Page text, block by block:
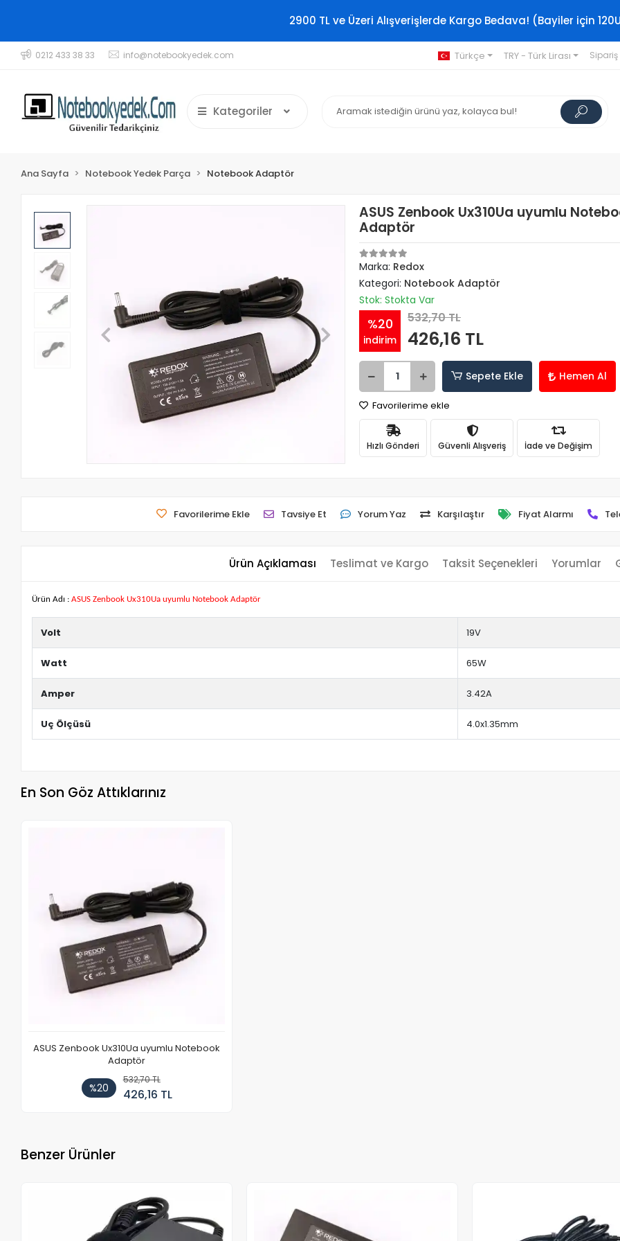
2900 TL ve Üzeri Alışverişlerde Kargo Bedava! (Bayiler için
0212 433 38 33 info@notebookyedek.com Türkçe TRY - Türk Lirası
Kategoriler
Ana Sayfa Notebook Yedek Parça Notebook Adaptör
ASUS Zenbook Ux310Ua uyumlu
Adaptör
Marka: Redox
Kategori: Notebook Adaptör
Stok: Stokta Var
%20
indirim
532,70 TL
426,16 TL
Sepete Ekle Hemen Al
Favorilerime ekle
Hızlı Gönderi Güvenli Alışveriş İade ve Değişim
Favorilerime Ekle Tavsiye Et Yorum Yaz Karşılaştır Fiyat Alarmı
Ürün Açıklaması Teslimat ve Kargo Taksit Seçenekleri Yorumlar
Ürün Adı : ASUS Zenbook Ux310Ua uyumlu Notebook Adaptör
Volt 19V
Watt 65W
Amper 3.42A
Uç Ölçüsü 4.0x1.35mm
En Son Göz Attıklarınız
ASUS Zenbook Ux310Ua uyumlu Notebook
Adaptör
%20
532,70 TL
426,16 TL
Benzer Ürünler